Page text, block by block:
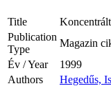
Title
Publication
Type
Magazin
Év / Year
1999
Authors
Hegedűs,